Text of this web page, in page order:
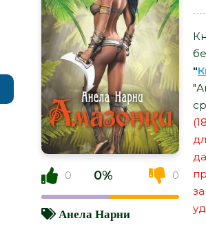
0 0% 0
Анела Нарни
"